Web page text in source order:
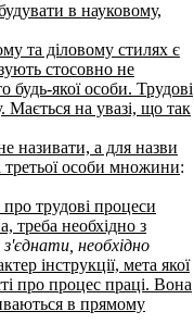
в науковому,
та діловому стилях є
стосовно не
будь-якої особи. Трудові
Мається на увазі, що так
називати, а для назви
третьої особи множини:
трудові процеси
треба необхідно з
необхідно
інструкції, мета якої
про процес праці. Вона
в прямому